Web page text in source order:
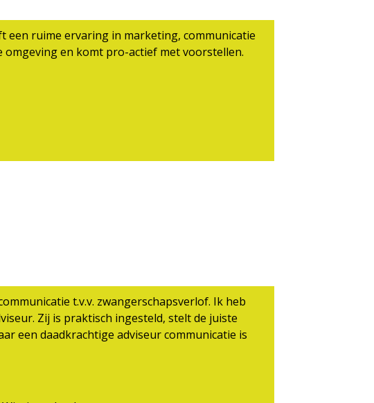
een ruime ervaring in marketing, communicatie
en komt pro-actief met voorstellen.
t.v.v. zwangerschapsverlof. Ik heb
Zij is praktisch ingesteld, stelt de juiste
een daadkrachtige adviseur communicatie is